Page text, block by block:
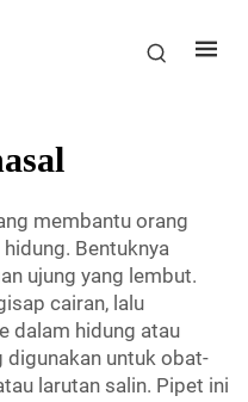
membantu orang
Bentuknya
ujung yang lembut.
cairan, lalu
dalam hidung atau
untuk obat-
larutan salin. Pipet ini